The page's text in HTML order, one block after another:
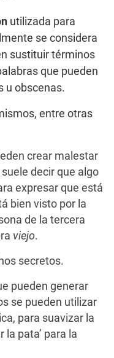
utilizada para
se considera
sustituir términos
que pueden
u obscenas.
entre otras
crear malestar
decir que algo
expresar que está
bien visto por la
de la tercera
viejo.
secretos.
pueden generar
se pueden utilizar
para suavizar la
la pata’ para la